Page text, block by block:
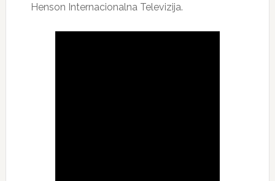
Henson Internacionalna Televizija.